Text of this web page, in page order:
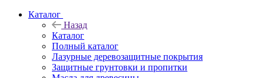
Каталог
Назад
Каталог
Полный каталог
Лазурные деревозащитные покрытия
Защитные грунтовки и пропитки